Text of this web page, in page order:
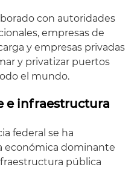
con autoridades
empresas de
y empresas privadas
y privatizar puertos
el mundo.
e infraestructura
federal se ha
económica dominante
pública